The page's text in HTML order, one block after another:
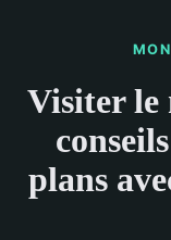
Visiter le
plans